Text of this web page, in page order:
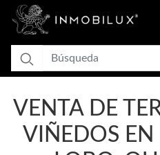
VENTA DE
VIÑEDOS EN